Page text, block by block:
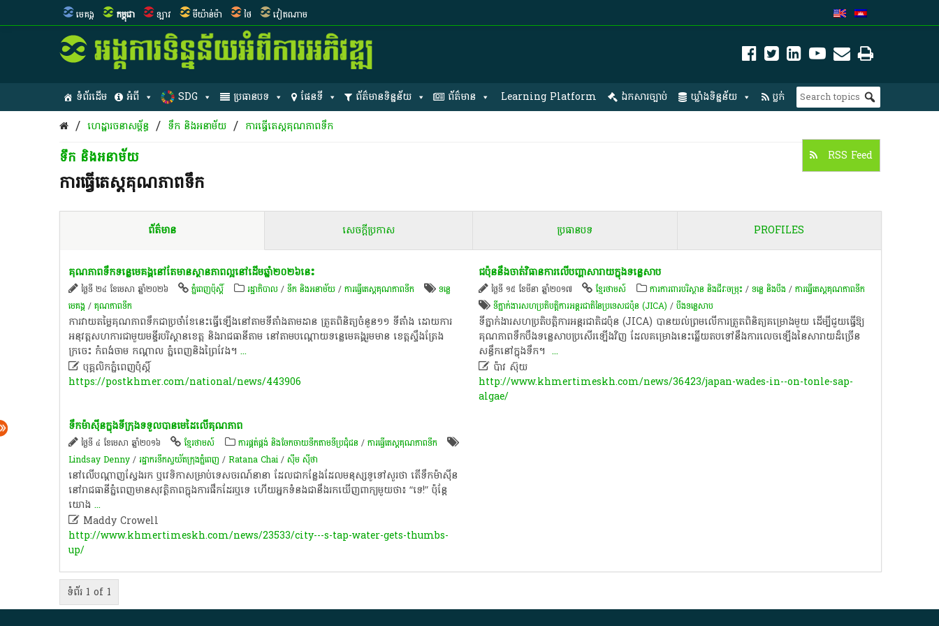
មេគង្គ កម្ពុជា ឡាវ មីយ៉ាន់ម៉ា ថៃ វៀតណាម
ទំព័រដើម អំពី SDG ប្រធានបទ ផែនទី ព័ត៌មានទិន្នន័យ ព័ត៌មាន Learning Platform ឯកសារច្បាប់ ឃ្លាំងទិន្នន័យ ប្លក់
/ ហេដ្ឋារចនាសម្ព័ន្ធ / ទឹក និងអនាម័យ / ការធ្វើតេស្តគុណភាពទឹក
ទឹក និងអនាម័យ
ការធ្វើតេស្តគុណភាពទឹក
RSS Feed
ព័ត៌មាន សេចក្តីប្រកាស ប្រធានបទ PROFILES
គុណភាព​ទឹកទន្លេ​មេគង្គ​នៅ​តែ​មាន​ស្ថាន​ភាពល្អ​នៅ​ដើមឆ្នាំ​២០២៦​នេះ​
ថ្ងៃទី ២៤ ខែមេសា ឆ្នាំ២០២៦ ភ្នំពេញប៉ុស្តិ៍ រដ្ឋាភិបាល/ទឹក និងអនាម័យ/ការធ្វើតេស្តគុណភាពទឹក
ទន្លេ
មេគង្គ /គុណភាពទឹក
ការ​វាយតម្លៃ​គុណភាព​ទឹកជា​ប្រចាំខែ​នេះ​ធ្វើ​ឡើង​នៅ​តាម​ទីតាំង​តាមដាន​ ត្រួតពិនិត្យ​ចំនួន​១១​ ទីតាំង​ ដោយ​ការ​
អនុវត្ត​សហការ​ជាមួយ​មន្ទីរ​បរិស្ថាន​ខេត្ត​ និង​រាជធានី​តាម​ នៅ​តាម​បណ្តោយ​ទន្លេមេគង្គ​រួម​មាន​ ខេត្តស្ទឹងត្រែង​
ក្រចេះ​ កំពង់ចាម​ កណ្តាល​ ភ្នំពេញ​និង​ព្រៃវែង​។​ ...
បុគ្គលិកភ្នំពេញប៉ុស្តិ៍
https://postkhmer.com/national/news/443906
ជប៉ុន​នឹង​ចាត់វិធានការ​លើ​បញ្ហា​សារាយ​ក្នុង​ទន្លេសាប​
ថ្ងៃទី ១៥ ខែមីនា ឆ្នាំ២០១៧ ខ្មែរថាមស៍ ការការពារបរិស្ថាន និងជីវៈចម្រុះ /ទន្លេ និងបឹង /ការធ្វើតេស្តគុណភាពទឹក
ទីភ្នាក់ងារសហប្រតិបត្តិការអន្តរជាតិនៃប្រទេសជប៉ុន (JICA) /បឹងទន្លេសាប
​ទីភ្នាក់ងារ​សហប្រតិបត្តិការ​អន្តរជាតិ​ជប៉ុន​ (JICA)​ បាន​យល់ព្រម​លើ​ការ​ត្រួតពិនិត្យ​គម្រោង​មួយ​ ដើម្បី​ជួយ​ធ្វើ​ឱ្យ​
គុណភាព​ទឹក​បឹង​ទន្លេសាប​ប្រសើរ​ឡើង​វិញ​ ដែល​គម្រោង​នេះ​ឆ្លើយ​តប​ទៅ​នឹង​ការ​លេចឡើង​នៃ​សារាយ​ដ៏​ច្រើន​
សន្ធឹក​នៅ​ក្នុង​ទឹក​។​ ​...
 ប៉ាវ ស៊ុយ
http://www.khmertimeskh.com/news/36423/japan-wades-in--on-tonle-sap-
algae/
ទឹកម៉ាស៊ីនក្នុងទីក្រុងទទួលបានមេដៃលើគុណភាព
ថ្ងៃទី ៤ ខែមេសា ឆ្នាំ២០១៦ ខ្មែរថាមស៍ ការផ្គត់ផ្គង់ និងចែកចាយទឹកតាមទីប្រជុំជន /ការធ្វើតេស្តគុណភាពទឹក
Lindsay Denny/រដ្ឋាករទឹក​ស្វយ័ត​ក្រុងភ្នំពេញ /Ratana Chai/ស៊ឹម ស៊ីថា
នៅ​លើ​បណ្ដាញ​ស្វែងរក​ ឬ​វេទិកា​សម្រាប់​ទេសចរណ៍​នានា​ ដែល​ជា​កន្លែង​ដែល​មនុស្ស​ទូទៅ​សួរ​ថា​ តើ​ទឹក​ម៉ាស៊ីន​
នៅ​រាជធានី​ភ្នំពេញ​មាន​សុវត្ថិភាព​ក្នុង​ការ​ផឹក​ដែរ​ឬទេ​ ហើយ​អ្នក​ទំនងជា​នឹង​រក​ឃើញ​ពាក្យ​មួយ​ថា​៖​ “​ទេ​!”​ ប៉ុន្តែ​
យោង ...
Maddy Crowell
http://www.khmertimeskh.com/news/23533/city---s-tap-water-gets-thumbs-
up/
ទំព័រ 1 of 1